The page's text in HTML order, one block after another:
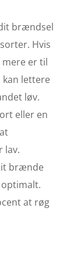
brændsel
Hvis
er til
kan lettere
løv.
eller en
lav.
brænde
at røg